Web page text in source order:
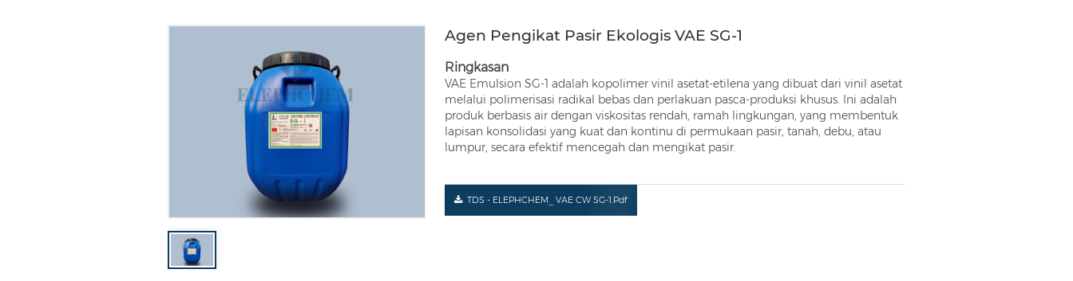
Agen Pengikat Pasir Ekologis VAE SG-1
Ringkasan
VAE Emulsion SG-1 adalah kopolimer vinil asetat-etilena yang dibuat dari vinil asetat
melalui polimerisasi radikal bebas dan perlakuan pasca-produksi khusus. Ini adalah
produk berbasis air dengan viskositas rendah, ramah lingkungan, yang membentuk
lapisan konsolidasi yang kuat dan kontinu di permukaan pasir, tanah, debu, atau
lumpur, secara efektif mencegah dan mengikat pasir.
TDS - ELEPHCHEM_ VAE CW SG-1.pdf